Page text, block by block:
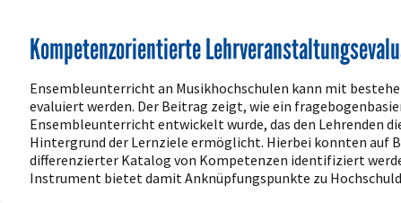
Kompetenzorientierte
Artikelinhalt
Ensembleunterricht an Musikhochschulen kann mit
evaluiert werden. Der Beitrag zeigt, wie ein
Ensembleunterricht entwickelt wurde, das den Lehrenden
Hintergrund der Lernziele ermöglicht. Hierbei konnten auf
differenzierter Katalog von Kompetenzen identifiziert
Instrument bietet damit Anknüpfungspunkte zu